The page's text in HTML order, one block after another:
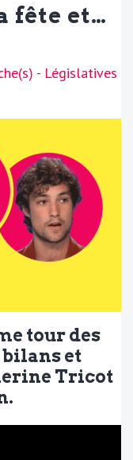
fête et…
- Législatives
tour des
et
Tricot